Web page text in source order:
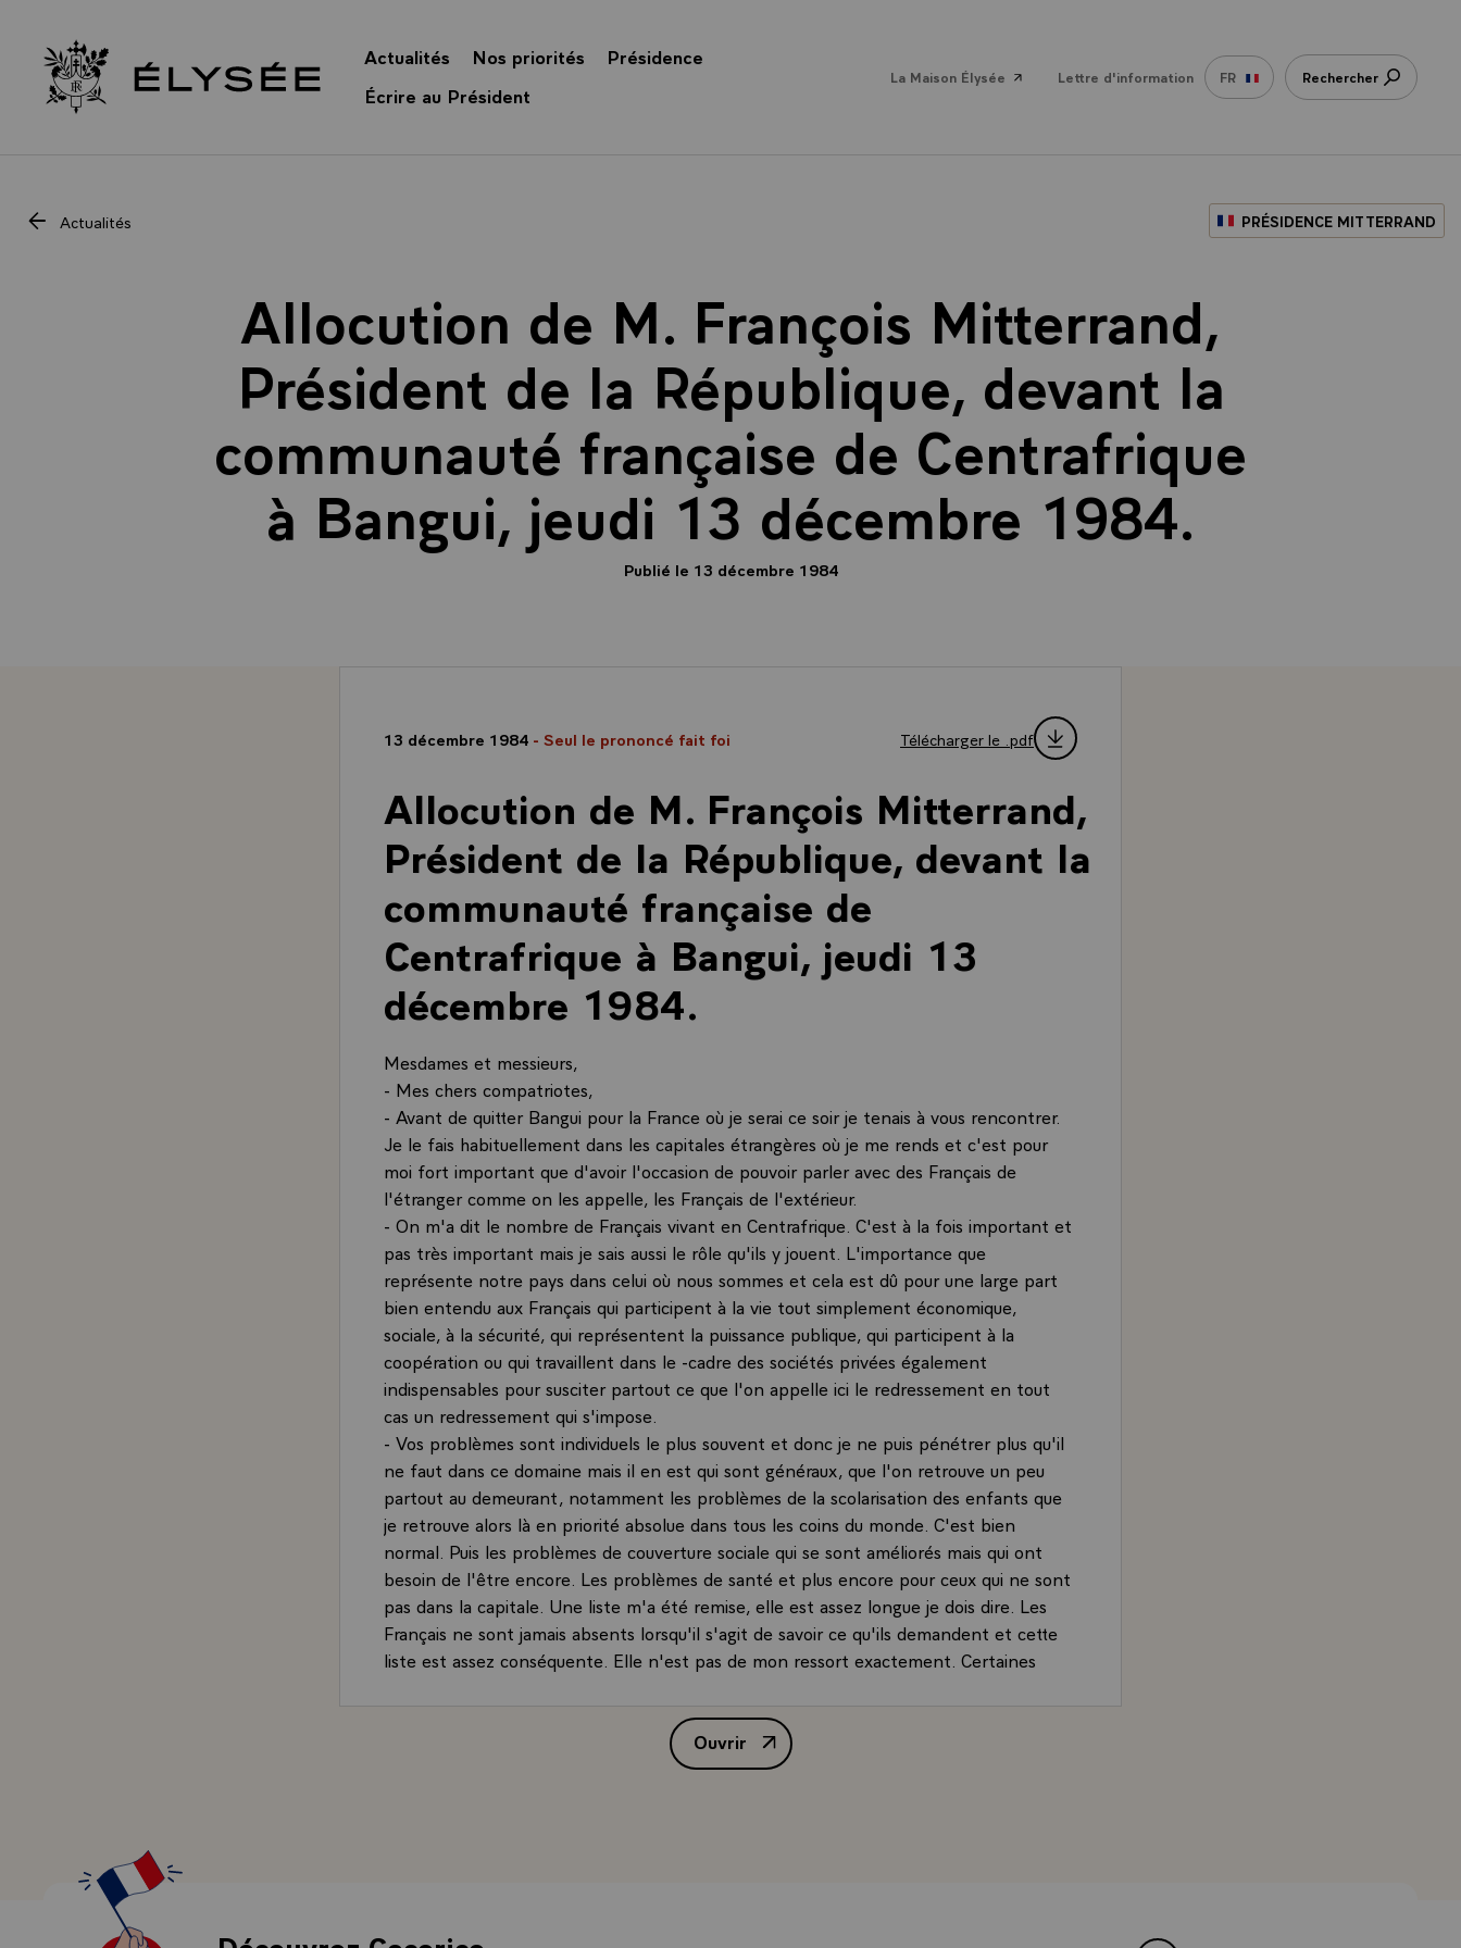
Retour à l’accueil Élysée
Actualités Nos priorités
Présidence
Écrire au Président
La Maison Élysée Lettre d'information FR Rechercher
Actualités PRÉSIDENCE MITTERRAND
Allocution de M. François Mitterrand,
Président de la République, devant la
communauté française de Centrafrique
à Bangui, jeudi 13 décembre 1984.
Publié le 13 décembre 1984
13 décembre 1984 - Seul le prononcé fait foi Télécharger le .pdf
Allocution de M. François Mitterrand,
Président de la République, devant la
communauté française de
Centrafrique à Bangui, jeudi 13
décembre 1984.
Mesdames et messieurs,
- Mes chers compatriotes,
- Avant de quitter Bangui pour la France où je serai ce soir je tenais à vous rencontrer.
Je le fais habituellement dans les capitales étrangères où je me rends et c'est pour
moi fort important que d'avoir l'occasion de pouvoir parler avec des Français de
l'étranger comme on les appelle, les Français de l'extérieur.
- On m'a dit le nombre de Français vivant en Centrafrique. C'est à la fois important et
pas très important mais je sais aussi le rôle qu'ils y jouent. L'importance que
représente notre pays dans celui où nous sommes et cela est dû pour une large part
bien entendu aux Français qui participent à la vie tout simplement économique,
sociale, à la sécurité, qui représentent la puissance publique, qui participent à la
coopération ou qui travaillent dans le -cadre des sociétés privées également
indispensables pour susciter partout ce que l'on appelle ici le redressement en tout
cas un redressement qui s'impose.
- Vos problèmes sont individuels le plus souvent et donc je ne puis pénétrer plus qu'il
ne faut dans ce domaine mais il en est qui sont généraux, que l'on retrouve un peu
partout au demeurant, notamment les problèmes de la scolarisation des enfants que
je retrouve alors là en priorité absolue dans tous les coins du monde. C'est bien
normal. Puis les problèmes de couverture sociale qui se sont améliorés mais qui ont
besoin de l'être encore. Les problèmes de santé et plus encore pour ceux qui ne sont
pas dans la capitale. Une liste m'a été remise, elle est assez longue je dois dire. Les
Français ne sont jamais absents lorsqu'il s'agit de savoir ce qu'ils demandent et cette
liste est assez conséquente. Elle n'est pas de mon ressort exactement. Certaines
contents de ce que nous faisons, nous avons le sentiment d'être utile mais pour
combien de temps et après" ? C'est ce que l'on appelle dans le langage obscur des
technocrates "le redéploiement de la coopération". Eh, oui il s'agit souvent de
Ouvrir
Allocution de M. François Mitterrand, Président de la République, devant la